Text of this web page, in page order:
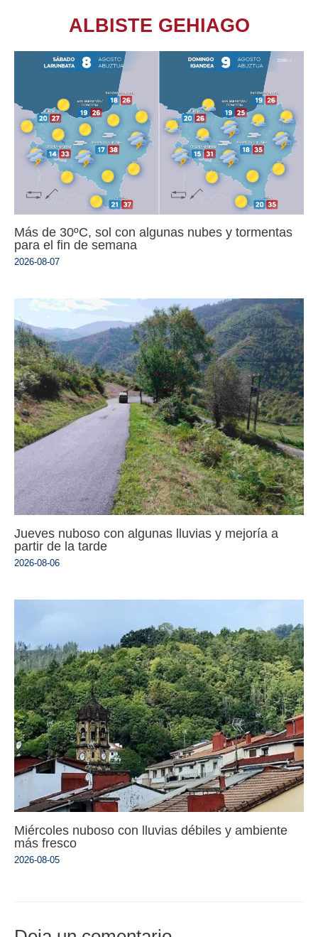
ALBISTE GEHIAGO
Más de 30ºC, sol con algunas nubes y tormentas
para el fin de semana
2026-08-07
Jueves nuboso con algunas lluvias y mejoría a
partir de la tarde
2026-08-06
Miércoles nuboso con lluvias débiles y ambiente
más fresco
2026-08-05